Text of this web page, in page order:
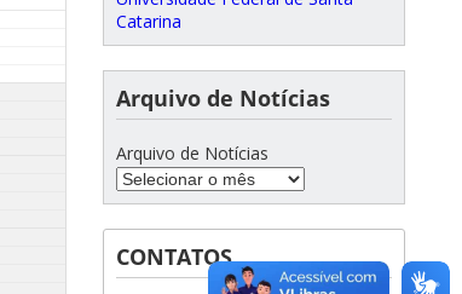
Catarina
Arquivo de Notícias
Arquivo de Notícias
CONTATOS